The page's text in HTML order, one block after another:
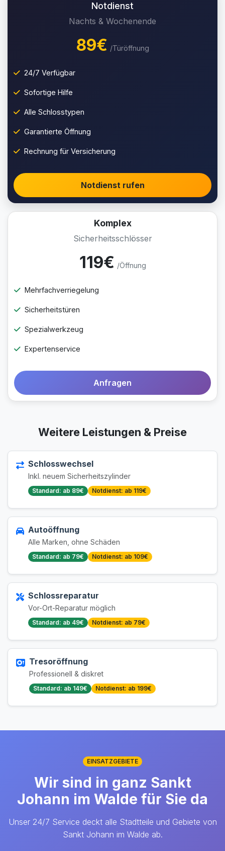
Notdienst
Nachts & Wochenende
89€ /Türöffnung
24/7 Verfügbar
Sofortige Hilfe
Alle Schlosstypen
Garantierte Öffnung
Rechnung für Versicherung
Notdienst rufen
Komplex
Sicherheitsschlösser
119€ /Öffnung
Mehrfachverriegelung
Sicherheitstüren
Spezialwerkzeug
Expertenservice
Anfragen
Weitere Leistungen & Preise
Schlosswechsel
Inkl. neuem Sicherheitszylinder
Standard: ab 89€ Notdienst: ab 119€
Autoöffnung
Alle Marken, ohne Schäden
Standard: ab 79€ Notdienst: ab 109€
Schlossreparatur
Vor-Ort-Reparatur möglich
Standard: ab 49€ Notdienst: ab 79€
Tresoröffnung
Professionell & diskret
Standard: ab 149€ Notdienst: ab 199€
EINSATZGEBIETE
Wir sind in ganz Sankt
Johann im Walde für Sie da
Unser 24/7 Service deckt alle Stadtteile und Gebiete von
Sankt Johann im Walde ab.